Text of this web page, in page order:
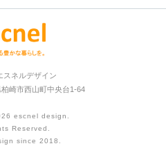
スネルデザイン
崎市西山町中央台1-64
escnel design
Reserved.
since 2018.